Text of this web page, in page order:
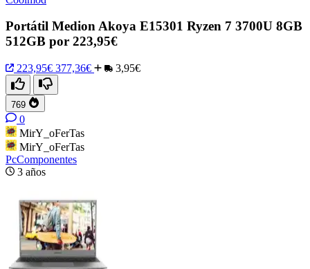
Portátil Medion Akoya E15301 Ryzen 7 3700U 8GB
512GB por 223,95€
223,95€ 377,36€ 3,95€
769
0
MirY_oFerTas
MirY_oFerTas
PcComponentes
3 años